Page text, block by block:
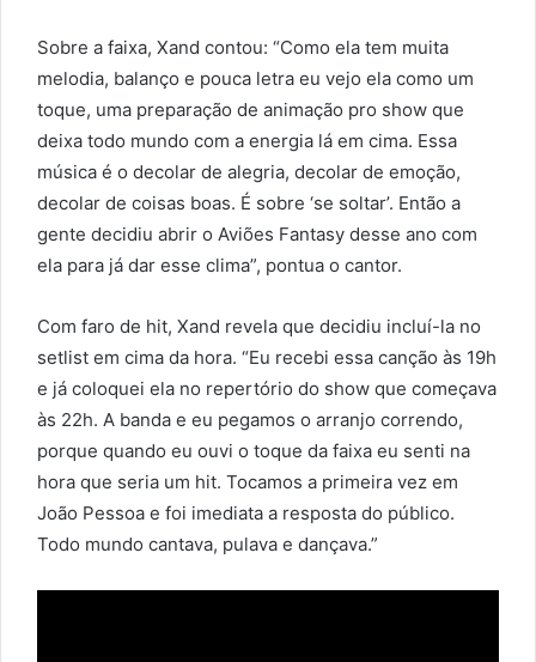
Sobre a faixa, Xand contou: “Como ela tem muita
melodia, balanço e pouca letra eu vejo ela como um
toque, uma preparação de animação pro show que
deixa todo mundo com a energia lá em cima. Essa
música é o decolar de alegria, decolar de emoção,
decolar de coisas boas. É sobre ‘se soltar’. Então a
gente decidiu abrir o Aviões Fantasy desse ano com
ela para já dar esse clima”, pontua o cantor.
Com faro de hit, Xand revela que decidiu incluí-la no
setlist em cima da hora. “Eu recebi essa canção às 19h
e já coloquei ela no repertório do show que começava
às 22h. A banda e eu pegamos o arranjo correndo,
porque quando eu ouvi o toque da faixa eu senti na
hora que seria um hit. Tocamos a primeira vez em
João Pessoa e foi imediata a resposta do público.
Todo mundo cantava, pulava e dançava.”